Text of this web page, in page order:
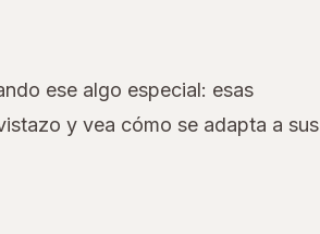
ese algo especial: esas
y vea cómo se adapta a sus